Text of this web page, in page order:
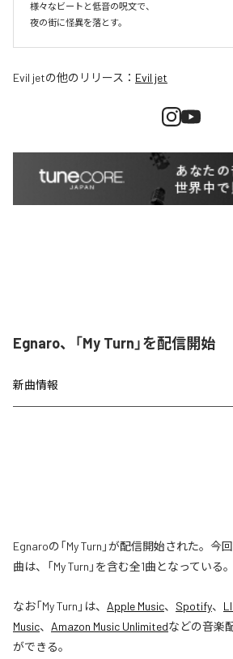
様々なビートと低音の呪文で、
夜の街に怪異を落とす。
Evil jetの他のリリース： Evil jet
Egnaro、「My Turn」を配信開始
新曲情報
Egnaroの「My Turn」が配信開始された。今
曲は、「My Turn」を含む全1曲となっている。
なお「My Turn 」は、 Apple Music、 Spotify、
Music、 Amazon Music Unlimitedなどの音楽
ができる。